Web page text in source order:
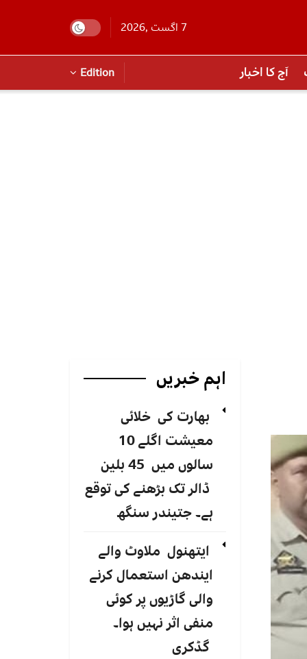
7 اگست ,2026
آج کا اخبار Edition
اہم خبریں
بھارت کی خلائی
معیشت اگلے 10
سالوں میں 45 بلین
ڈالر تک بڑھنے کی توقع
ہے۔ جتیندر سنگھ
ایتھنول ملاوٹ والے
ایندھن استعمال کرنے
والی گاڑیوں پر کوئی
منفی اثر نہیں ہوا۔
گڈکری